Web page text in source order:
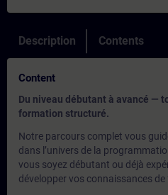
Description Contents
Content
Du niveau débutant à avancé —
formation structuré.
Notre parcours complet vous
dans l’univers de la
vous soyez débutant ou déjà
développer vos connaissances